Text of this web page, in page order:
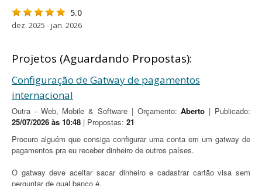
5.0
dez. 2025 - jan. 2026
Projetos (Aguardando Propostas):
Configuração de Gatway de pagamentos
internacional
Outra - Web, Mobile & Software | Orçamento:Aberto | Publicado:
25/07/2026 às 10:48 | Propostas: 21
Procuro alguém que consiga configurar uma conta em um gatway de
pagamentos pra eu receber dinheiro de outros países.
O gatway deve aceitar sacar dinheiro e cadastrar cartão visa sem
perguntar de qual banco é.